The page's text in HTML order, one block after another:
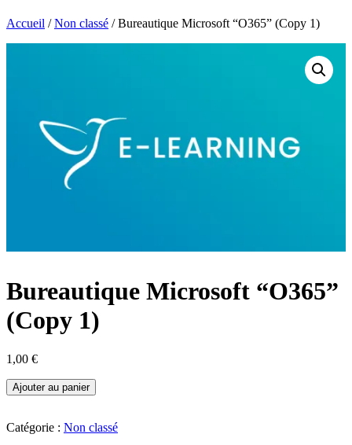
Accueil /Non classé / Bureautique Microsoft “O365” (Copy 1)
Bureautique Microsoft “O365”
(Copy 1)
1,00 €
quantité
de
Microsoft
Ajouter au panier
Catégorie : Non classé